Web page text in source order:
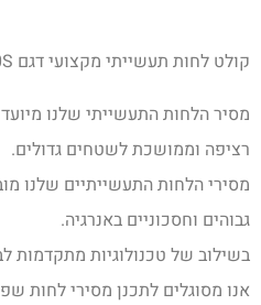
קולט לחות תעשייתי מקצועי דגם DP-10S מבית Dorosin.
מסיר הלחות התעשייתי שלנו
רציפה וממושכת לשטחים גדולים.
מסירי הלחות התעשייתיים שלנו
גבוהים וחסכוניים באנרגיה.
בשילוב של טכנולוגיות מתקדמות
אנו מסוגלים לתכנן מסירי לחות